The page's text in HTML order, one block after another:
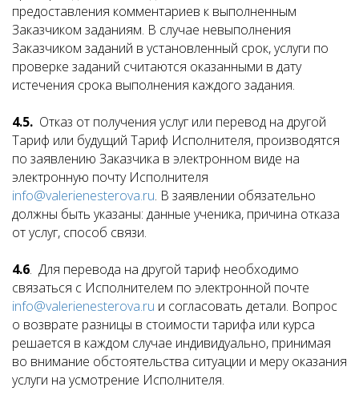
предоставления комментариев к выполненным
Заказчиком заданиям. В случае невыполнения
Заказчиком заданий в установленный срок, услуги по
проверке заданий считаются оказанными в дату
истечения срока выполнения каждого задания.
4.5. Отказ от получения услуг или перевод на другой
Тариф или будущий Тариф Исполнителя, производятся
по заявлению Заказчика в электронном виде на
электронную почту Исполнителя
info@valerienesterova.ru. В заявлении обязательно
должны быть указаны: данные ученика, причина отказа
от услуг, способ связи.
4.6. Для перевода на другой тариф необходимо
связаться с Исполнителем по электронной почте
info@valerienesterova.ru и согласовать детали. Вопрос
о возврате разницы в стоимости тарифа или курса
решается в каждом случае индивидуально, принимая
во внимание обстоятельства ситуации и меру оказания
услуги на усмотрение Исполнителя.